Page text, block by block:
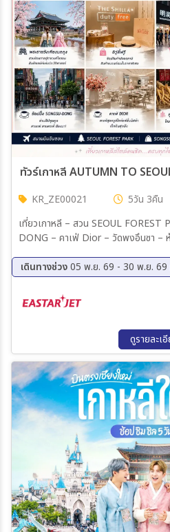
29 ต.ค. 69 - 02 พ.ย. 68
31 ต.ค. 69 - 04 พ.ย. 68
02 พ.ย. 69 - 06 พ.ย. 68
04 พ.ย. 69 - 08 พ.ย. 68
06 พ.ย. 69 - 10 พ.ย. 68
08 พ.ย. 69 - 12 พ.ย. 68
10 พ.ย. 69 - 14 พ.ย. 68
12 พ.ย. 69 - 16 พ.ย. 68
14 พ.ย. 69 - 18 พ.ย. 68
16 พ.ย. 69 - 20 พ.ย. 68
20 พ.ย. 69 - 24 พ.ย. 68
24 พ.ย. 69 - 28 พ.ย. 68
ทัวร์เกาหลี AUTUMN TO
KR_ZE00021 5วัน 3คืน
เที่ยวเกาหลี – สวน SEOUL FOREST
DONG – คาเฟ่ Dior – วัดพงอึนซา – ห้องสมุด STARFIELD
เคียงบกกุง – ดิวตี้ฟรี – เมียงดง เที่ยว
ทั้ง 3 ชนิด – พิพิธภัณฑ์สาหร่าย – ซุป
เดินทางช่วง05 พ.ย. 69 - 30 พ.ย. 69
17 พ.ย. 69 - 21 พ.ย. 69
ดูรายละเ